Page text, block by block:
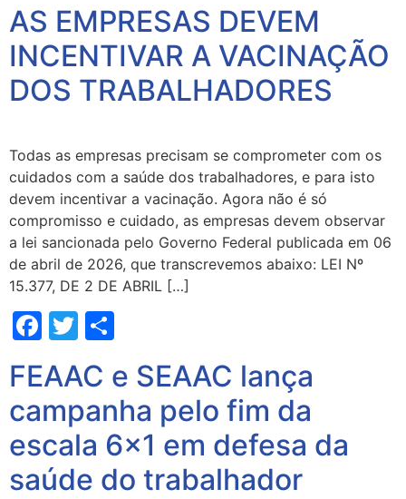
AS EMPRESAS DEVEM
INCENTIVAR A VACINAÇÃO
DOS TRABALHADORES
Todas as empresas precisam se comprometer com os
cuidados com a saúde dos trabalhadores, e para isto
devem incentivar a vacinação. Agora não é só
compromisso e cuidado, as empresas devem observar
a lei sancionada pelo Governo Federal publicada em 06
de abril de 2026, que transcrevemos abaixo: LEI Nº
15.377, DE 2 DE ABRIL […]
Facebook
Twitter
FEAAC e SEAAC lança
campanha pelo fim da
escala 6×1 em defesa da
saúde do trabalhador